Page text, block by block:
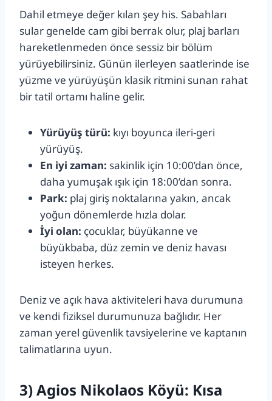
Dahil etmeye değer kılan şey his. Sabahları
sular genelde cam gibi berrak olur, plaj barları
hareketlenmeden önce sessiz bir bölüm
yürüyebilirsiniz. Günün ilerleyen saatlerinde ise
yüzme ve yürüyüşün klasik ritmini sunan rahat
bir tatil ortamı haline gelir.
Yürüyüş türü: kıyı boyunca ileri-geri
yürüyüş.
En iyi zaman: sakinlik için 10:00’dan önce,
daha yumuşak ışık için 18:00’dan sonra.
Park: plaj giriş noktalarına yakın, ancak
yoğun dönemlerde hızla dolar.
İyi olan: çocuklar, büyükanne ve
büyükbaba, düz zemin ve deniz havası
isteyen herkes.
Deniz ve açık hava aktiviteleri hava durumuna
ve kendi fiziksel durumunuza bağlıdır. Her
zaman yerel güvenlik tavsiyelerine ve kaptanın
talimatlarına uyun.
3) Agios Nikolaos Köyü: Kısa